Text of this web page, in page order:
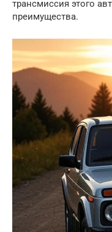
трансмиссия этого
преимущества.